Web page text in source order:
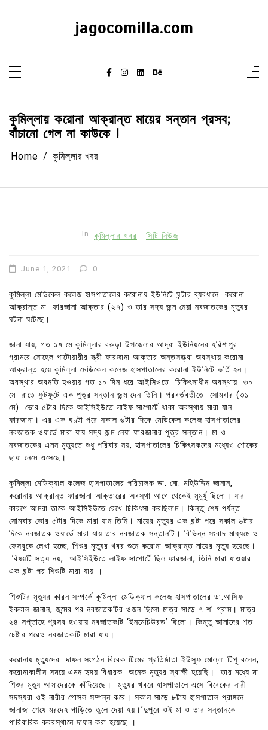
jagocomilla.com
কুমিল্লায় করোনা আক্রান্ত মায়ের সন্তান প্রসব;
বাঁচানো গেল না কাউকে !
Home কুমিল্লার খবর
In কুমিল্লার খবর সিটি নিউজ
June 1, 2021 0
কুমিল্লা মেডিকেল কলেজ হাসপাতালের করোনায় ইউনিটে ঘন্টার ব্যবধানে করোনা
আক্রান্ত মা ফারজানা আক্তার (২৭) ও তার সদ্য জন্ম নেয়া নবজাতকের মৃত্যুর
ঘটনা ঘটেছে।
জানা যায়, গত ১৭ মে কুমিল্লার বরুড়া উপজেলার আদ্রা ইউনিয়নের হরিশাপুর
গ্রামরে সোহেল পাটোয়ারীর স্ত্রী ফারজানা আক্তার অন্তসত্ত্বা অবস্থায় করোনা
আক্রান্ত হয়ে কুমিল্লা মেডিকেল কলেজ হাসপাতালের করোনা ইউনিটে ভর্তি হন।
অবস্থার অবনতি হওয়ায় গত ১০ দিন ধরে আইসিওতে চিকিৎসাধীন অবস্থায় ৩০
মে রাতে ফুটফুটে এক পুত্র সন্তান জন্ম দেন তিনি। পরবর্তবতীতে সোমবার (৩১
মে) ভোর ৫টার দিকে আইসিইউতে লাইফ সাপোর্টে থাকা অবস্থায় মারা যান
ফারজানা। এর এক ঘণ্টা পরে সকাল ৬টার দিকে মেডিকেল কলেজ হাসপাতালের
নবজাতক ওয়ার্ডে মারা যায় সদ্য জন্ম নেয়া ফারজানার পুত্র সন্তান। মা ও
নবজাতকের এমন মৃত্যুতে শুধু পরিবার নয়, হাসপাতালের চিকিৎসকদের মধ্যেও শোকের
ছায়া নেমে এসেছে।
কুমিল্লা মেডিক্যাল কলেজ হাসপাতালের পরিচালক ডা. মো. মহিউদ্দিন জানান,
করোনায় আক্রান্ত ফারজানা আক্তারের অবস্থা আগে থেকেই মুমূর্ষু ছিলো। যার
কারণে আমরা তাকে আইসিইউতে রেখে চিকিৎসা করছিলাম। কিন্তু শেষ পর্যন্ত
সোমবার ভোর ৫টার দিকে মারা যান তিনি। মায়ের মৃত্যুর এক ঘন্টা পরে সকাল ৬টার
দিকে নবজাতক ওয়ার্ডে মারা যায় তার নবজাতক সন্তানটি। বিভিন্ন সংবাদ মাধ্যমে ও
ফেসবুকে লেখা হচ্ছে, শিশুর মৃত্যুর খবর শুনে করোনা আক্রান্ত মায়ের মৃত্যু হয়েছে।
বিষয়টি সত্য নয়, আইসিইউতে লাইফ সাপোর্টে ছিল ফারজানা, তিনি মারা যাওয়ার
এক ঘন্টা পর শিশুটি মারা যায় ।
শিশুটির মৃত্যুর কারন সম্পর্কে কুমিল্লা মেডিক্যাল কলেজ হাসপাতালের ডা.আসিফ
ইকবাল জানান, জন্মের পর নবজাতকটির ওজন ছিলো মাত্র সাড়ে ৭ শ’ গ্রাম। মাত্র
২৪ সপ্তাহে প্রসব হওয়ায় নবজাতকটি ‘ইনমেচিউরড’ ছিলো। কিন্তু আমাদের শত
চেষ্টার পরেও নবজাতকটি মারা যায়।
করোনায় মৃত্যুদের দাফন সংগঠন বিবেক টিমের প্রতিষ্ঠাতা ইউসুফ মোল্লা টিপু বলেন,
করোনাকালীন সময়ে এমন হৃদয় বিধারক অনেক মৃত্যুর স্বাক্ষী হয়েছি। তার মধ্যে মা
শিশুর মৃত্যু আমাদেরকে কাঁদিয়েছে। মৃত্যুর খবরে হাসপাতালে এসে বিবেকের নারী
সদস্যরা ওই নারীর গোসল সম্পন্ন করে। সকাল সাড়ে ৮টায় হাসপাতাল প্রাঙ্গনে
জানাজা শেষে মরদেহ গাড়িতে তুলে দেয়া হয়।’দুপুরে ওই মা ও তার সন্তানকে
পারিবারিক কবরস্থানে দাফন করা হয়েছে ।